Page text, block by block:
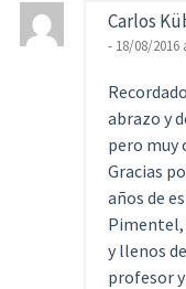
Carlos
- 18/08/2016
abrazo y
pero muy
Gracias
años de
y llenos
profesor